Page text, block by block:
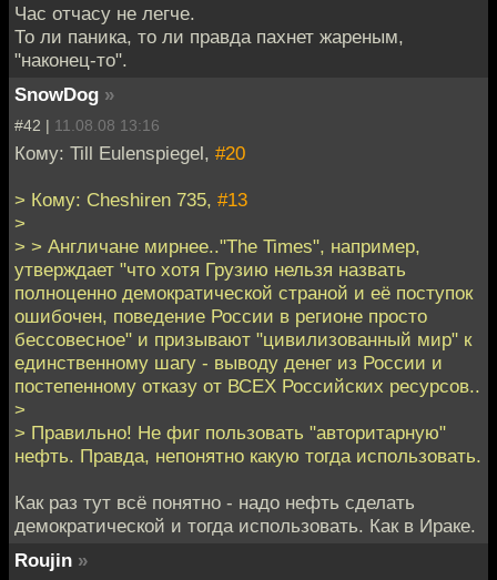
Час отчасу не легче.
То ли паника, то ли правда пахнет жареным,
"наконец-то".
SnowDog »
#42 | 11.08.08 13:16
Кому: Till Eulenspiegel, #20
> Кому: Cheshiren 735, #13
>
> > Англичане мирнее.."The Times", например,
утверждает "что хотя Грузию нельзя назвать
полноценно демократической страной и её поступок
ошибочен, поведение России в регионе просто
бессовесное" и призывают "цивилизованный мир" к
единственному шагу - выводу денег из России и
постепенному отказу от ВСЕХ Российских ресурсов..
>
> Правильно! Не фиг пользовать "авторитарную"
нефть. Правда, непонятно какую тогда использовать.
Как раз тут всё понятно - надо нефть сделать
демократической и тогда использовать. Как в Ираке.
Roujin »